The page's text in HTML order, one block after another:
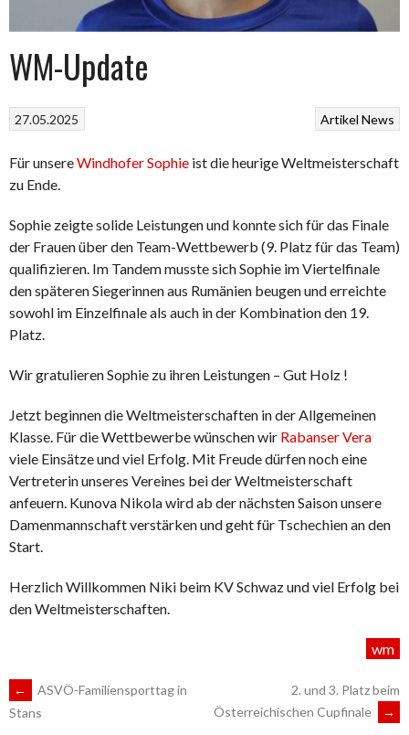
WM-Update
Artikel News
27.05.2025
Für unsereWindhofer Sophie ist die heurige Weltmeisterschaft
zu Ende.
Sophie zeigte solide Leistungen und konnte sich für das Finale
der Frauen über den Team-Wettbewerb (9. Platz für das Team)
qualifizieren. Im Tandem musste sich Sophie im Viertelfinale
den späteren Siegerinnen aus Rumänien beugen und erreichte
sowohl im Einzelfinale als auch in der Kombination den 19.
Platz.
Wir gratulieren Sophie zu ihren Leistungen – Gut Holz !
Jetzt beginnen die Weltmeisterschaften in der Allgemeinen
Klasse. Für die Wettbewerbe wünschen wir Rabanser Vera
viele Einsätze und viel Erfolg. Mit Freude dürfen noch eine
Vertreterin unseres Vereines bei der Weltmeisterschaft
anfeuern. Kunova Nikola wird ab der nächsten Saison unsere
Damenmannschaft verstärken und geht für Tschechien an den
Start.
Herzlich Willkommen Niki beim KV Schwaz und viel Erfolg bei
den Weltmeisterschaften.
wm
ARTIKEL-
←
ASVÖ-Familiensporttag in
Stans
2. und 3. Platz beim
Österreichischen Cupfinale
→